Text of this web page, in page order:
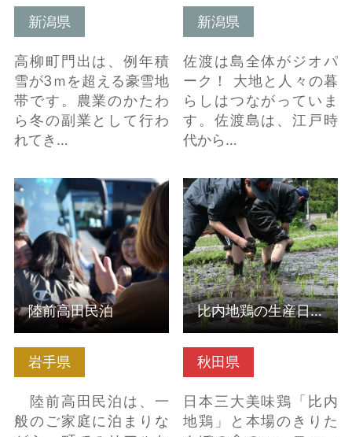
新潟県
高柳町門出は、例年積
雪が3ｍを超える豪雪地
帯です。農業のかたわ
ら冬の副業として行わ
れてき…
新潟県
佐渡は島全体がジオパ
ーク！ 大地と人々の暮
らしはつながっていま
す。佐渡島は、江戸時
代から…
岩手県
陸前高田民泊は、一
般のご家庭に泊まりな
詳細はこちら
陸前高田民泊
秋田県
日本三大美味鶏「比内
地鶏」と本場のきりた
詳細はこちら
比内地鶏の生産日本一！きりたんぽの本場【大館】で、味から地…